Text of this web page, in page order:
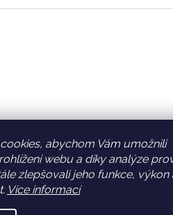
abychom Vám umožnili
webu a díky analýze
zlepšovali jeho funkce, výkon
Více informací
Facebook